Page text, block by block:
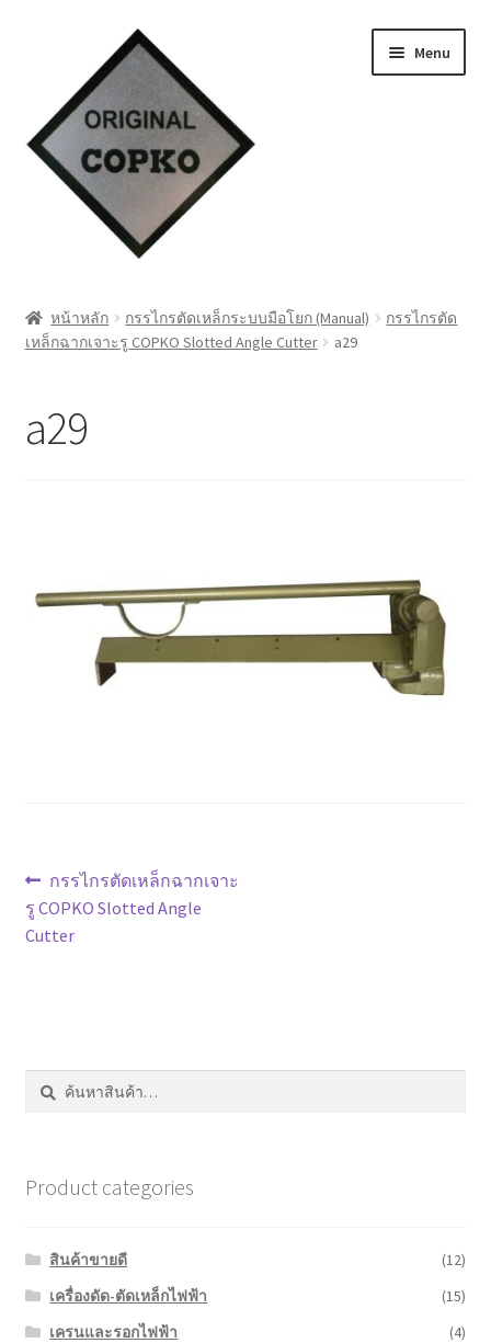
navigation
content
Menu
Cart
นโยบายการคืนเงิน
ลูกค้าของเรา
สินค้า COPKO
หน้าหลัก กรรไกรตัดเหล็กระบบมือโยก (Manual)
กรรไกรตัด
เหล็กฉากเจาะรู COPKO Slotted Angle Cutter
a29
a29
แนะแนว
เรื่อง
Previous
post:
กรรไกรตัดเหล็กฉากเจาะ
รู COPKO Slotted Angle
Cutter
ค้นหา:
ค้นหา
Product categories
สินค้าขายดี
(12)
เครื่องดัด-ตัดเหล็กไฟฟ้า
(15)
เครนและรอกไฟฟ้า
(4)